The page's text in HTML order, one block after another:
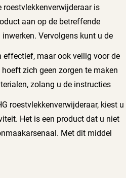
roestvlekkenverwijderaar is
aan op de betreffende
Vervolgens kunt u de
effectief, maar ook veilig voor de
zich geen zorgen te maken
zolang u de instructies
roestvlekkenverwijderaar, kiest u
Het is een product dat u niet
Met dit middel